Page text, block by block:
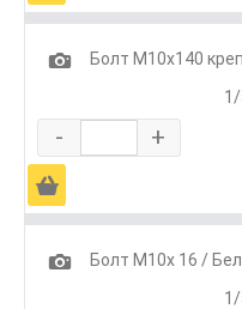
1
Болт М10х140
- +
Ä
1
Болт М10х 16 /